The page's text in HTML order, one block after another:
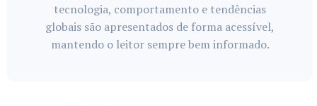
tecnologia, comportamento e tendências
globais são apresentados de forma acessível,
mantendo o leitor sempre bem informado.